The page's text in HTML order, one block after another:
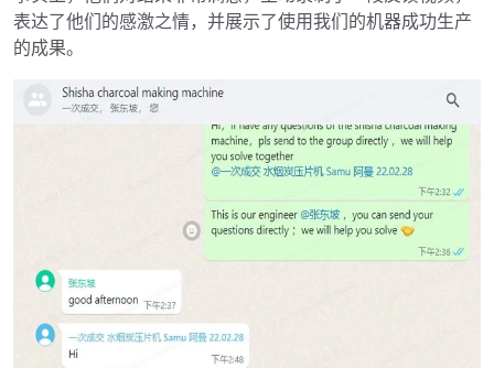
表达了他们的感激之情，并展示了使用我们的机器成功生产
的成果。